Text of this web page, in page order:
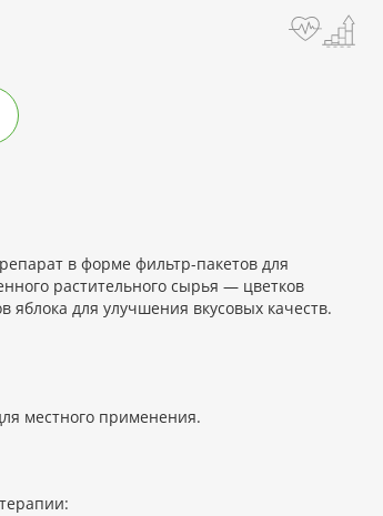
в форме фильтр-пакетов для
растительного сырья — цветков
для улучшения вкусовых качеств.
местного применения.